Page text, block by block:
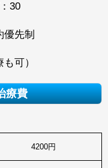
30
先制
可）
療費
4200円